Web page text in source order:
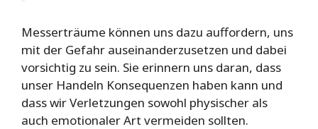
Messerträume können uns dazu auffordern, uns
mit der Gefahr auseinanderzusetzen und dabei
vorsichtig zu sein. Sie erinnern uns daran, dass
unser Handeln Konsequenzen haben kann und
dass wir Verletzungen sowohl physischer als
auch emotionaler Art vermeiden sollten.